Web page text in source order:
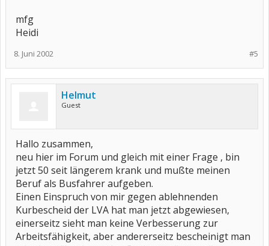
mfg
Heidi
#5
8. Juni 2002
Helmut
Guest
Hallo zusammen,
neu hier im Forum und gleich mit einer Frage , bin
jetzt 50 seit längerem krank und mußte meinen
Beruf als Busfahrer aufgeben.
Einen Einspruch von mir gegen ablehnenden
Kurbescheid der LVA hat man jetzt abgewiesen,
einerseitz sieht man keine Verbesserung zur
Arbeitsfähigkeit, aber andererseitz bescheinigt man